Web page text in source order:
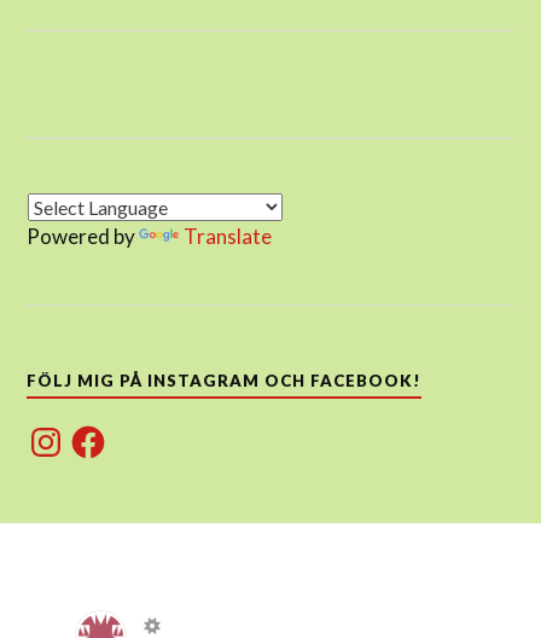
Powered by Translate
FÖLJ MIG PÅ INSTAGRAM OCH FACEBOOK!
InstagramFacebook